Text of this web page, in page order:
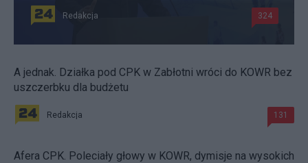
Redakcja 324
A jednak. Działka pod CPK w Zabłotni wróci do KOWR bez
uszczerbku dla budżetu
Redakcja 131
Afera CPK. Poleciały głowy w KOWR, dymisje na wysokich